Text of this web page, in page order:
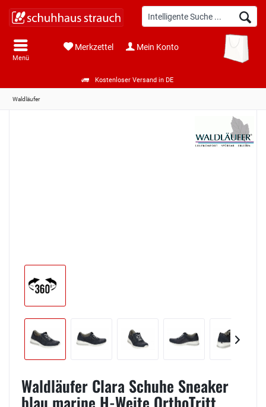
Kostenloser Versand in DE
Menü
Merkzettel Mein Konto
Waldläufer
Waldläufer Clara Schuhe Sneaker
blau marine H-Weite OrthoTritt